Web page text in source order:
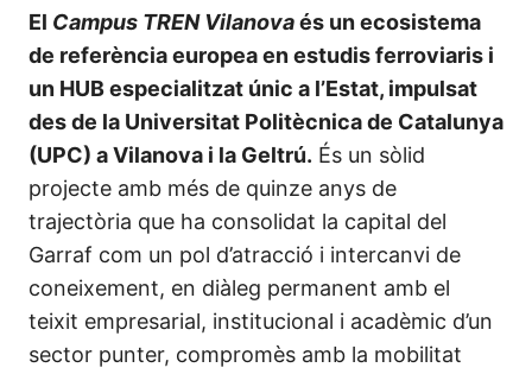
El Campus TREN Vilanovaés un ecosistema
de referència europea en estudis ferroviaris i
un HUB especialitzat únic a l’Estat, impulsat
des de la Universitat Politècnica de Catalunya
(UPC) a Vilanova i la Geltrú. És un sòlid
projecte amb més de quinze anys de
trajectòria que ha consolidat la capital del
Garraf com un pol d’atracció i intercanvi de
coneixement, en diàleg permanent amb el
teixit empresarial, institucional i acadèmic d’un
sector punter, compromès amb la mobilitat